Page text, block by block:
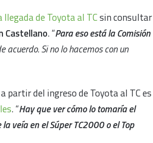
llegada de Toyota al TCsin consultar
Castellano. “Para eso está la Comisión
acuerdo. Si no lo hacemos con un
partir del ingreso de Toyota al TC es
. “Hay que ver cómo lo tomaría el
veía en el Súper TC2000 o el Top